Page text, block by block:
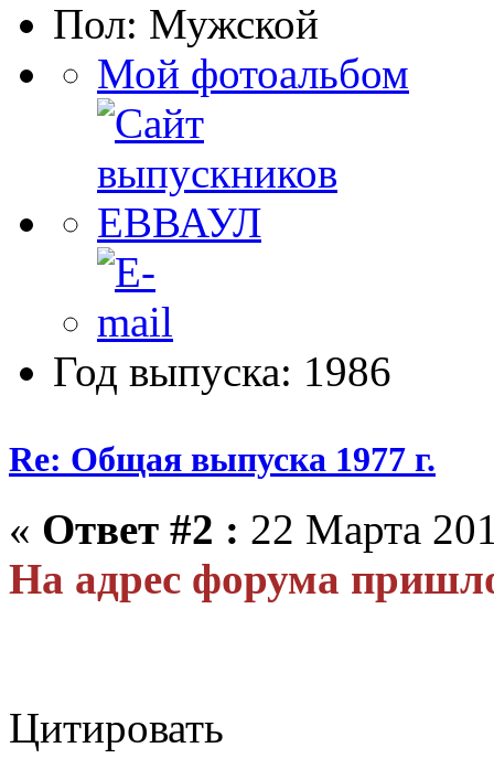
Пол:
Мой фотоальбом
Год выпуска: 1986
Re: Общая выпуска 1977 г.
« Ответ #2 : 22 Марта
На адрес форума
Цитировать